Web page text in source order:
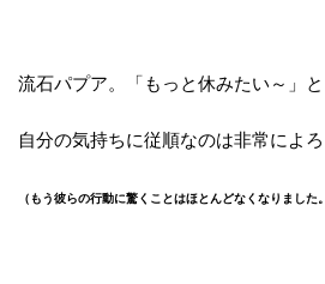
流石パプア。「もっと休みたい～」
自分の気持ちに従順なのは非常によ
（もう彼らの行動に驚くことはほとんどなくなりました